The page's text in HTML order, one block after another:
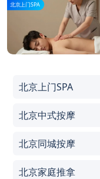
北京上门SPA
北京上门SPA
北京中式按摩
北京同城按摩
北京家庭推拿